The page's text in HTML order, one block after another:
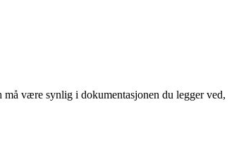
være synlig i dokumentasjonen du legger ved,